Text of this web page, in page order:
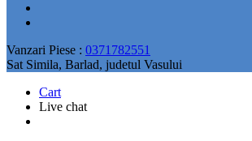
Vanzari Piese : 0371782551
Sat Simila, Barlad, judetul Vasului
Cart
Live chat